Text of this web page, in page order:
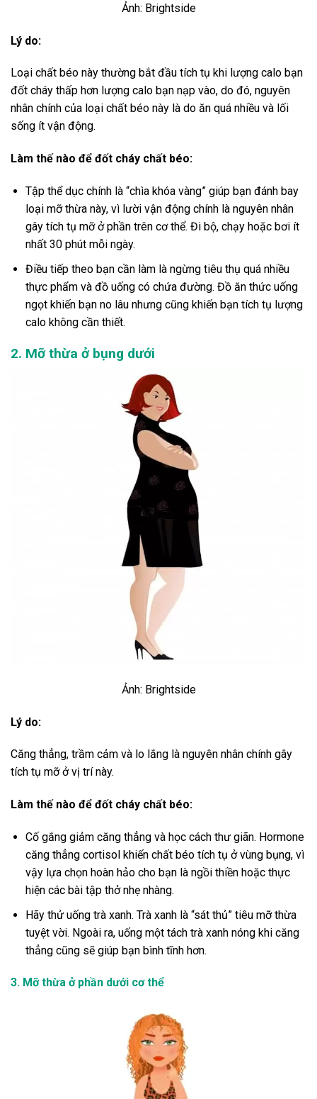
Ảnh: Brightside
Lý do:
Loại chất béo này thường bắt đầu tích tụ khi lượng calo bạn
đốt cháy thấp hơn lượng calo bạn nạp vào, do đó, nguyên
nhân chính của loại chất béo này là do ăn quá nhiều và lối
sống ít vận động.
Làm thế nào để đốt cháy chất béo:
Tập thể dục chính là “chìa khóa vàng” giúp bạn đánh bay
loại mỡ thừa này, vì lười vận động chính là nguyên nhân
gây tích tụ mỡ ở phần trên cơ thể. Đi bộ, chạy hoặc bơi ít
nhất 30 phút mỗi ngày.
Điều tiếp theo bạn cần làm là ngừng tiêu thụ quá nhiều
thực phẩm và đồ uống có chứa đường. Đồ ăn thức uống
ngọt khiến bạn no lâu nhưng cũng khiến bạn tích tụ lượng
calo không cần thiết.
2. Mỡ thừa ở bụng dưới
Ảnh: Brightside
Lý do:
Căng thẳng, trầm cảm và lo lắng là nguyên nhân chính gây
tích tụ mỡ ở vị trí này.
Làm thế nào để đốt cháy chất béo:
Cố gắng giảm căng thẳng và học cách thư giãn. Hormone
căng thẳng cortisol khiến chất béo tích tụ ở vùng bụng, vì
vậy lựa chọn hoàn hảo cho bạn là ngồi thiền hoặc thực
hiện các bài tập thở nhẹ nhàng.
Hãy thử uống trà xanh. Trà xanh là “sát thủ” tiêu mỡ thừa
tuyệt vời. Ngoài ra, uống một tách trà xanh nóng khi căng
thẳng cũng sẽ giúp bạn bình tĩnh hơn.
3. Mỡ thừa ở phần dưới cơ thể